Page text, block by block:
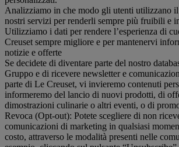
Analizziamo in che modo gli utenti utilizzano
nostri servizi per renderli sempre più fruibili e
Utilizziamo i dati per rendere l’esperienza di
Creuset sempre migliore e per mantenervi
notizie e offerte
Se decidete di diventare parte del nostro
Gruppo e di ricevere newsletter e
parte di Le Creuset, vi invieremo contenuti
informeremo del lancio di nuovi prodotti, di
dimostrazioni culinarie o altri eventi, o di
Revoca (Opt-out): Potete scegliere di non
comunicazioni di marketing in qualsiasi
costo, attraverso le modalità presenti nelle